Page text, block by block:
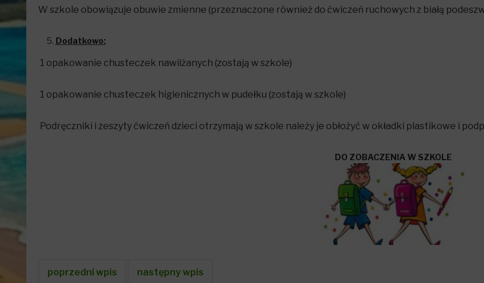
W szkole obowiązuje obuwie zmienne (przeznaczone również do ćwiczeń ruchowych z białą
Dodatkowo:
1 opakowanie chusteczek nawilżanych (zostają w szkole)
1 opakowanie chusteczek higienicznych w pudełku (zostają w szkole)
Podręczniki i zeszyty ćwiczeń dzieci otrzymają w szkole należy je obłożyć w okładki plastikowe i
DO ZOBACZENIA W SZKOLE
poprzedni wpis następny wpis